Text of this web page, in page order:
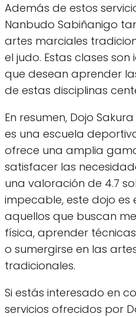
Además de estos
Nanbudo Sabiñanigo
artes marciales
el judo. Estas clases
que desean aprender
de estas disciplinas
En resumen, Dojo
es una escuela
ofrece una amplia
satisfacer las
una valoración de 4.7
impecable, este dojo
aquellos que buscan
física, aprender
o sumergirse en las
tradicionales.
Si estás interesado en
servicios ofrecidos por